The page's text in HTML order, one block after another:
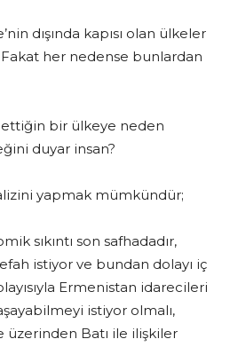
dışında kapısı olan ülkeler
her nedense bunlardan
ettiğin bir ülkeye neden
duyar insan?
yapmak mümkündür;
sıkıntı son safhadadır,
istiyor ve bundan dolayı iç
Ermenistan idarecileri
istiyor olmalı,
üzerinden Batı ile ilişkiler